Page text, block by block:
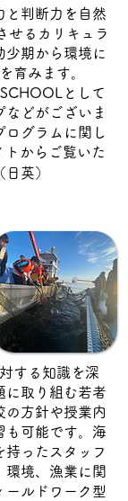
と判断力を自然
せるカリキュラ
少期から環境に
育みます。
として
などがございま
ログラムに関し
トからご覧いた
英）
する知識を深
に取り組む若者
の方針や授業内
も可能です。海
持ったスタッフ
環境、漁業に関
ールドワーク型